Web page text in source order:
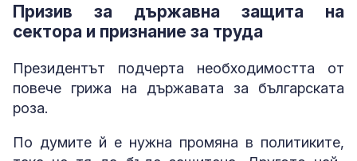
Призив за държавна защита на
сектора и признание за труда
Президентът подчерта необходимостта от
повече грижа на държавата за българската
роза.
По думите й е нужна промяна в политиките,